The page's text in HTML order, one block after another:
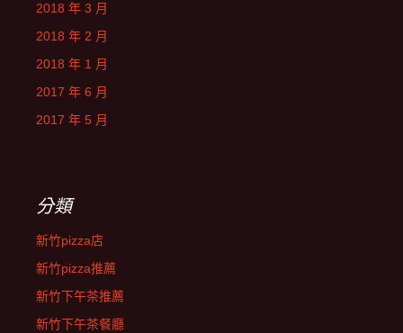
2018 年 3 月
2018 年 2 月
2018 年 1 月
2017 年 6 月
2017 年 5 月
分類
新竹pizza店
新竹pizza推薦
新竹下午茶推薦
新竹下午茶餐廳